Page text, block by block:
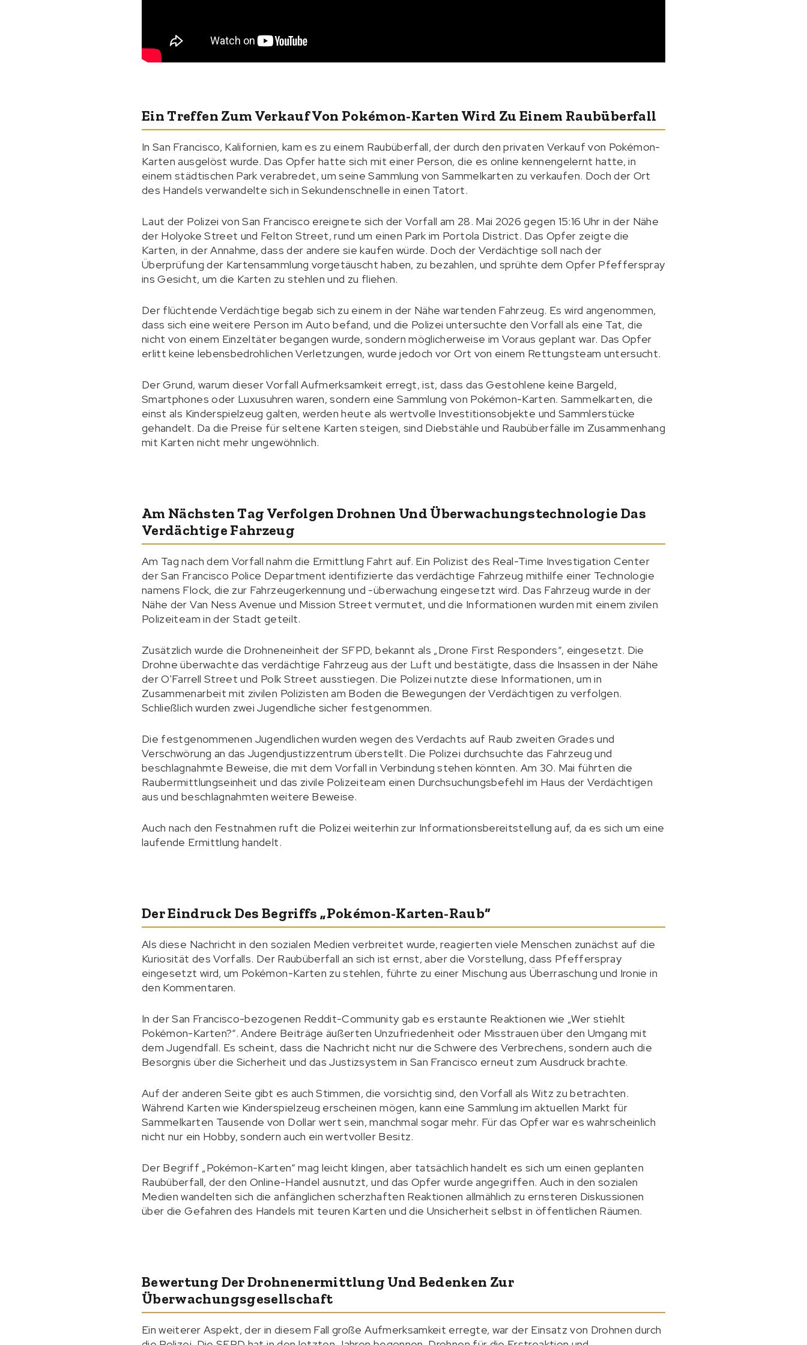
Ein Treffen Zum Verkauf Von Pokémon-Karten Wird Zu Einem Raubüberfall
In San Francisco, Kalifornien, kam es zu einem Raubüberfall, der durch den privaten Verkauf von Pokémon-
Karten ausgelöst wurde. Das Opfer hatte sich mit einer Person, die es online kennengelernt hatte, in
einem städtischen Park verabredet, um seine Sammlung von Sammelkarten zu verkaufen. Doch der Ort
des Handels verwandelte sich in Sekundenschnelle in einen Tatort.
Laut der Polizei von San Francisco ereignete sich der Vorfall am 28. Mai 2026 gegen 15:16 Uhr in der Nähe
der Holyoke Street und Felton Street, rund um einen Park im Portola District. Das Opfer zeigte die
Karten, in der Annahme, dass der andere sie kaufen würde. Doch der Verdächtige soll nach der
Überprüfung der Kartensammlung vorgetäuscht haben, zu bezahlen, und sprühte dem Opfer Pfefferspray
ins Gesicht, um die Karten zu stehlen und zu fliehen.
Der flüchtende Verdächtige begab sich zu einem in der Nähe wartenden Fahrzeug. Es wird angenommen,
dass sich eine weitere Person im Auto befand, und die Polizei untersuchte den Vorfall als eine Tat, die
nicht von einem Einzeltäter begangen wurde, sondern möglicherweise im Voraus geplant war. Das Opfer
erlitt keine lebensbedrohlichen Verletzungen, wurde jedoch vor Ort von einem Rettungsteam untersucht.
Der Grund, warum dieser Vorfall Aufmerksamkeit erregt, ist, dass das Gestohlene keine Bargeld,
Smartphones oder Luxusuhren waren, sondern eine Sammlung von Pokémon-Karten. Sammelkarten, die
einst als Kinderspielzeug galten, werden heute als wertvolle Investitionsobjekte und Sammlerstücke
gehandelt. Da die Preise für seltene Karten steigen, sind Diebstähle und Raubüberfälle im Zusammenhang
mit Karten nicht mehr ungewöhnlich.
Am Nächsten Tag Verfolgen Drohnen Und Überwachungstechnologie Das
Verdächtige Fahrzeug
Am Tag nach dem Vorfall nahm die Ermittlung Fahrt auf. Ein Polizist des Real-Time Investigation Center
der San Francisco Police Department identifizierte das verdächtige Fahrzeug mithilfe einer Technologie
namens Flock, die zur Fahrzeugerkennung und -überwachung eingesetzt wird. Das Fahrzeug wurde in der
Nähe der Van Ness Avenue und Mission Street vermutet, und die Informationen wurden mit einem zivilen
Polizeiteam in der Stadt geteilt.
Zusätzlich wurde die Drohneneinheit der SFPD, bekannt als „Drone First Responders“, eingesetzt. Die
Drohne überwachte das verdächtige Fahrzeug aus der Luft und bestätigte, dass die Insassen in der Nähe
der O'Farrell Street und Polk Street ausstiegen. Die Polizei nutzte diese Informationen, um in
Zusammenarbeit mit zivilen Polizisten am Boden die Bewegungen der Verdächtigen zu verfolgen.
Schließlich wurden zwei Jugendliche sicher festgenommen.
Die festgenommenen Jugendlichen wurden wegen des Verdachts auf Raub zweiten Grades und
Verschwörung an das Jugendjustizzentrum überstellt. Die Polizei durchsuchte das Fahrzeug und
beschlagnahmte Beweise, die mit dem Vorfall in Verbindung stehen könnten. Am 30. Mai führten die
Raubermittlungseinheit und das zivile Polizeiteam einen Durchsuchungsbefehl im Haus der Verdächtigen
aus und beschlagnahmten weitere Beweise.
Auch nach den Festnahmen ruft die Polizei weiterhin zur Informationsbereitstellung auf, da es sich um eine
laufende Ermittlung handelt.
Der Eindruck Des Begriffs „Pokémon-Karten-Raub“
Als diese Nachricht in den sozialen Medien verbreitet wurde, reagierten viele Menschen zunächst auf die
Kuriosität des Vorfalls. Der Raubüberfall an sich ist ernst, aber die Vorstellung, dass Pfefferspray
eingesetzt wird, um Pokémon-Karten zu stehlen, führte zu einer Mischung aus Überraschung und Ironie in
den Kommentaren.
In der San Francisco-bezogenen Reddit-Community gab es erstaunte Reaktionen wie „Wer stiehlt
Pokémon-Karten?“. Andere Beiträge äußerten Unzufriedenheit oder Misstrauen über den Umgang mit
dem Jugendfall. Es scheint, dass die Nachricht nicht nur die Schwere des Verbrechens, sondern auch die
Besorgnis über die Sicherheit und das Justizsystem in San Francisco erneut zum Ausdruck brachte.
Auf der anderen Seite gibt es auch Stimmen, die vorsichtig sind, den Vorfall als Witz zu betrachten.
Während Karten wie Kinderspielzeug erscheinen mögen, kann eine Sammlung im aktuellen Markt für
Sammelkarten Tausende von Dollar wert sein, manchmal sogar mehr. Für das Opfer war es wahrscheinlich
nicht nur ein Hobby, sondern auch ein wertvoller Besitz.
Der Begriff „Pokémon-Karten“ mag leicht klingen, aber tatsächlich handelt es sich um einen geplanten
Raubüberfall, der den Online-Handel ausnutzt, und das Opfer wurde angegriffen. Auch in den sozialen
Medien wandelten sich die anfänglichen scherzhaften Reaktionen allmählich zu ernsteren Diskussionen
über die Gefahren des Handels mit teuren Karten und die Unsicherheit selbst in öffentlichen Räumen.
Bewertung Der Drohnenermittlung Und Bedenken Zur
Überwachungsgesellschaft
Ein weiterer Aspekt, der in diesem Fall große Aufmerksamkeit erregte, war der Einsatz von Drohnen durch